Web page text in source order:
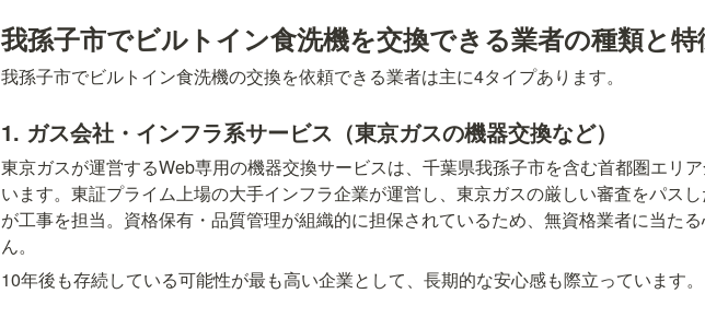
我孫子市でビルトイン食洗機を交換できる業者の種類と特
我孫子市でビルトイン食洗機の交換を依頼できる業者は主に4タイプあります。
1. ガス会社・インフラ系サービス（東京ガスの機器交換など）
東京ガスが運営するWeb専用の機器交換サービスは、千葉県我孫子市を含む首都圏エリ
います。東証プライム上場の大手インフラ企業が運営し、東京ガスの厳しい審査をパス
が工事を担当。資格保有・品質管理が組織的に担保されているため、無資格業者に当た
ん。
10年後も存続している可能性が最も高い企業として、長期的な安心感も際立っています。